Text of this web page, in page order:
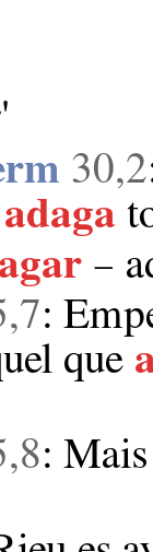
30,2
adaga
–
:
que
: